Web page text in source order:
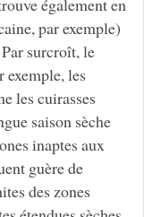
également en
par exemple)
surcroît, le
les
les cuirasses
saison sèche
inaptes aux
guère de
des zones